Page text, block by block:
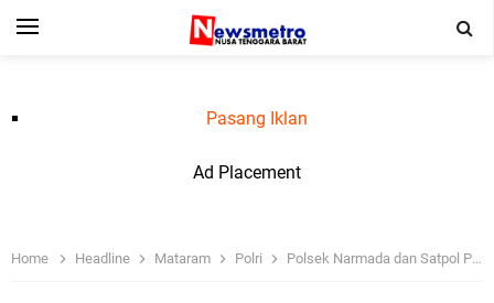
Pasang Iklan
Ad Placement
Home Headline Mataram Polri Polsek Narmada dan Satpol PP Gencarkan Operasi Yustisi Penegakan Perda